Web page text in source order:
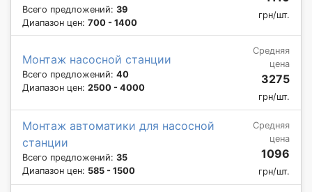
Всего предложений: 39
Диапазон цен: 700 - 1400
грн/шт.
Монтаж насосной станции
Всего предложений: 40
Диапазон цен: 2500 - 4000
Средняя
цена
3275
грн/шт.
Монтаж автоматики для насосной
станции
Всего предложений: 35
Диапазон цен: 585 - 1500
Средняя
цена
1096
грн/шт.